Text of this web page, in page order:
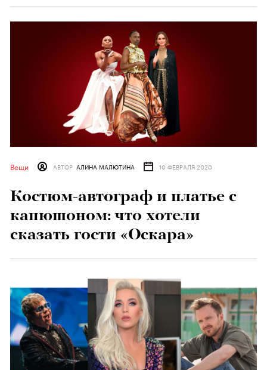
Вещи АВТОР АЛИНА МАЛЮТИНА 10 ФЕВРАЛЯ 2020
Костюм-автограф и платье с
капюшоном: что хотели
сказать гости «Оскара»